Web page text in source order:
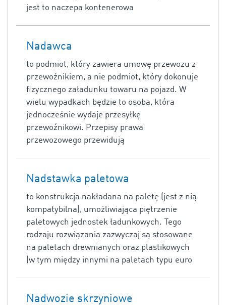
jest to naczepa kontenerowa
Nadawca
to podmiot, który zawiera umowę przewozu z
przewoźnikiem, a nie podmiot, który dokonuje
fizycznego załadunku towaru na pojazd. W
wielu wypadkach będzie to osoba, która
jednocześnie wydaje przesyłkę
przewoźnikowi. Przepisy prawa
przewozowego przewidują
Nadstawka paletowa
to konstrukcja nakładana na paletę (jest z nią
kompatybilna), umożliwiająca piętrzenie
paletowych jednostek ładunkowych. Tego
rodzaju rozwiązania zazwyczaj są stosowane
na paletach drewnianych oraz plastikowych
(w tym między innymi na paletach typu euro
Nadwozie skrzyniowe